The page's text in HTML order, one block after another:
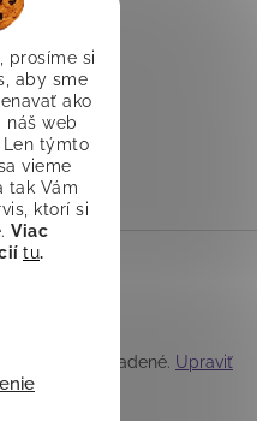
, prosíme si
aby sme
ako
náš web
Len týmto
vieme
tak Vám
ktorí si
Viac
tu.
práva vyhradené. Upraviť